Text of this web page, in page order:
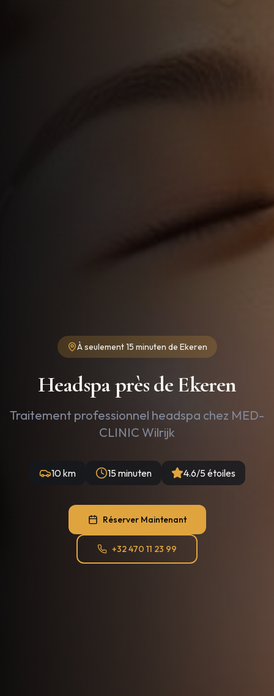
À seulement15 minuten de Ekeren
Headspa près de Ekeren
Traitement professionnel headspa chez MED-
CLINIC Wilrijk
10 km 15 minuten 4.6/5 étoiles
Réserver Maintenant
+32 470 11 23 99